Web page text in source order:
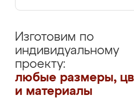
Изготовим по
индивидуальному
проекту:
любые размеры,
и материалы